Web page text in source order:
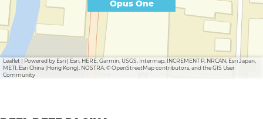
Opus One
Leaflet | Powered by Esri | Esri, HERE, Garmin, USGS, Intermap, INCREMENT P, NRCAN, Esri Japan,
METI, Esri China (Hong Kong), NOSTRA, © OpenStreetMap contributors, and the GIS User
Community